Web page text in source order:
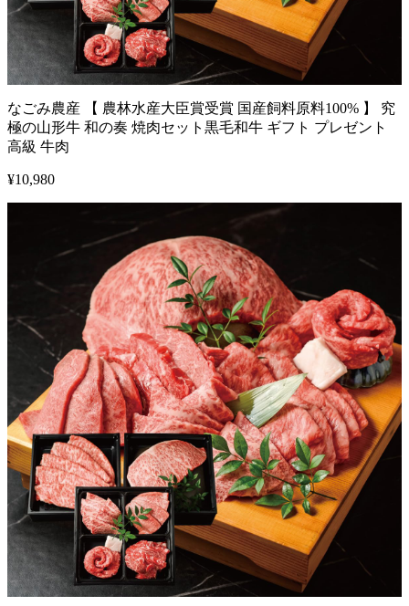
なごみ農産 【 農林水産大臣賞受賞 国産飼料原料100% 】 究
極の山形牛 和の奏 焼肉セット黒毛和牛 ギフト プレゼント
高級 牛肉
¥10,980